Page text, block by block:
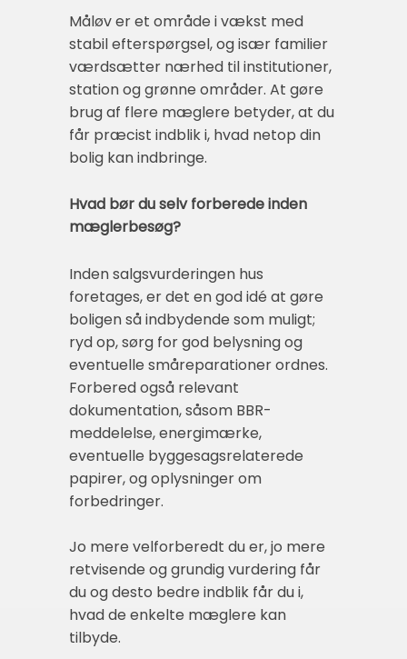
Måløv er et område i vækst med
stabil efterspørgsel, og især familier
værdsætter nærhed til institutioner,
station og grønne områder. At gøre
brug af flere mæglere betyder, at du
får præcist indblik i, hvad netop din
bolig kan indbringe.
Hvad bør du selv forberede inden
mæglerbesøg?
Inden salgsvurderingen hus
foretages, er det en god idé at gøre
boligen så indbydende som muligt;
ryd op, sørg for god belysning og
eventuelle småreparationer ordnes.
Forbered også relevant
dokumentation, såsom BBR-
meddelelse, energimærke,
eventuelle byggesagsrelaterede
papirer, og oplysninger om
forbedringer.
Jo mere velforberedt du er, jo mere
retvisende og grundig vurdering får
du og desto bedre indblik får du i,
hvad de enkelte mæglere kan
tilbyde.